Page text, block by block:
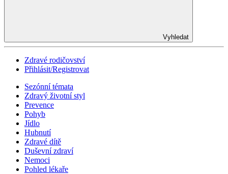
Vyhledat
Zdravé rodičovství
Přihlásit/Registrovat
Sezónní témata
Zdravý životní styl
Prevence
Pohyb
Jídlo
Hubnutí
Zdravé dítě
Duševní zdraví
Nemoci
Pohled lékaře